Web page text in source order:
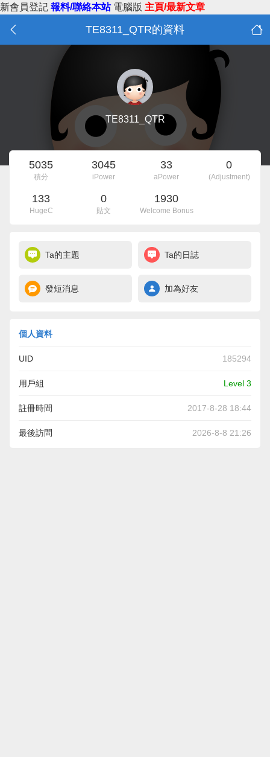
新會員登記 報料/聯絡本站 電腦版 主頁/最新文章
TE8311_QTR的資料
TE8311_QTR
5035
積分
3045
iPower
33
aPower
0
(Adjustment)
133
HugeC
0
貼文
1930
Welcome Bonus
Ta的主題 Ta的日誌
發短消息 加為好友
個人資料
UID 185294
用戶組 Level 3
註冊時間 2017-8-28 18:44
最後訪問 2026-8-8 21:26